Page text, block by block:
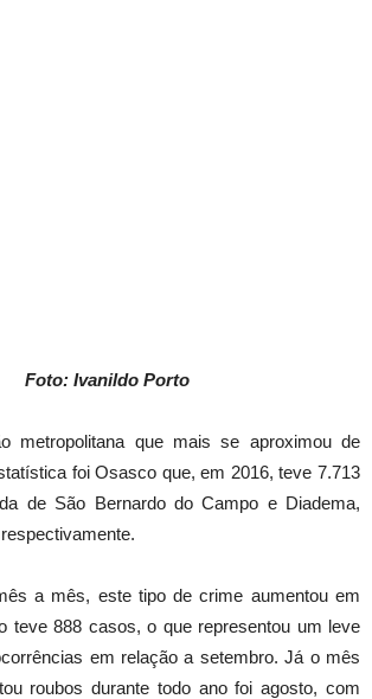
Foto: Ivanildo Porto
metropolitana que mais se aproximou de
foi Osasco que, em 2016, teve 7.713
de São Bernardo do Campo e Diadema,
a mês, este tipo de crime aumentou em
teve 888 casos, o que representou um leve
em relação a setembro. Já o mês
roubos durante todo ano foi agosto, com